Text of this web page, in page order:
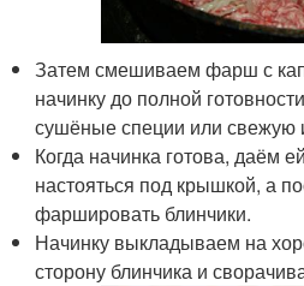
Затем смешиваем фарш с
начинку до полной
сушёные специи или свежую
Когда начинка готова, даём
настояться под крышкой, а
фаршировать блинчики.
Начинку выкладываем на
сторону блинчика и